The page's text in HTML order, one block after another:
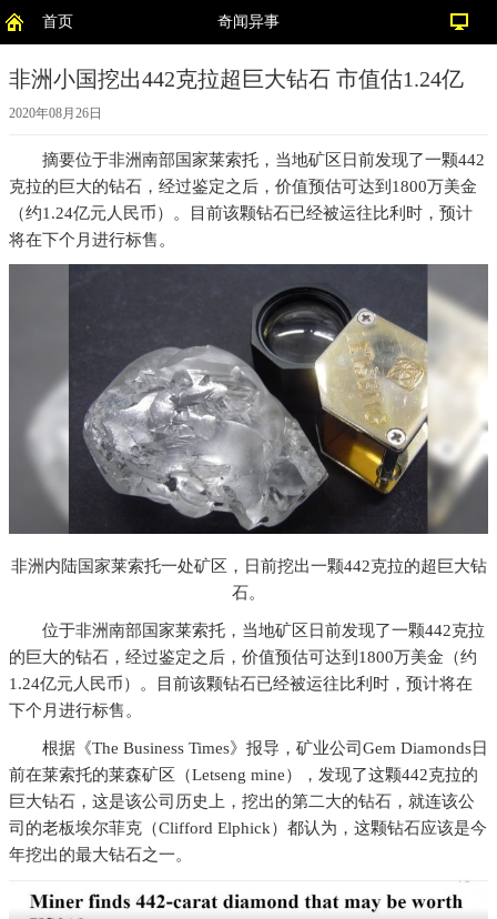
首页 奇闻异事
非洲小国挖出442克拉超巨大钻石 市值估1.24亿
2020年08月26日
摘要位于非洲南部国家莱索托，当地矿区日前发现了一颗442
克拉的巨大的钻石，经过鉴定之后，价值预估可达到1800万美金
（约1.24亿元人民币）。目前该颗钻石已经被运往比利时，预计
将在下个月进行标售。
非洲内陆国家莱索托一处矿区，日前挖出一颗442克拉的超巨大钻
石。
位于非洲南部国家莱索托，当地矿区日前发现了一颗442克拉
的巨大的钻石，经过鉴定之后，价值预估可达到1800万美金（约
1.24亿元人民币）。目前该颗钻石已经被运往比利时，预计将在
下个月进行标售。
根据《The Business Times》报导，矿业公司Gem Diamonds日
前在莱索托的莱森矿区（Letseng mine），发现了这颗442克拉的
巨大钻石，这是该公司历史上，挖出的第二大的钻石，就连该公
司的老板埃尔菲克（Clifford Elphick）都认为，这颗钻石应该是今
年挖出的最大钻石之一。